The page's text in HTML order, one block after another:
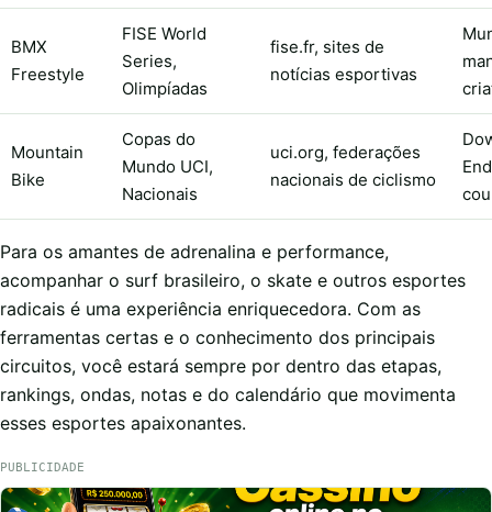
BMX
Freestyle
FISE World
Series,
Olimpíadas
fise.fr, sites de
notícias esportivas
Mountain
Bike
Copas do
Mundo UCI,
Nacionais
uci.org, federações
nacionais de ciclismo
Para os amantes de adrenalina e performance,
acompanhar o surf brasileiro, o skate e outros esportes
radicais é uma experiência enriquecedora. Com as
ferramentas certas e o conhecimento dos principais
circuitos, você estará sempre por dentro das etapas,
rankings, ondas, notas e do calendário que movimenta
esses esportes apaixonantes.
PUBLICIDADE